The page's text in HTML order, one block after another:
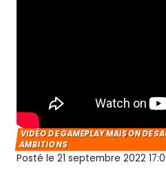
VIDÉO DE GAMEPLAY MAISON DE
AMBITIONS
Posté le 21 septembre 2022